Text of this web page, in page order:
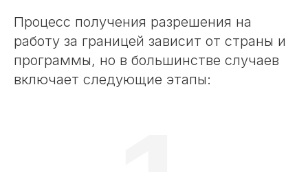
Процесс получения разрешения на
работу за границей зависит от страны и
программы, но в большинстве случаев
включает следующие этапы: